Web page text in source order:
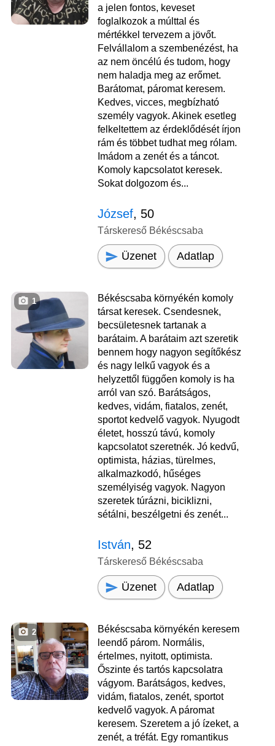
a jelen fontos, keveset
foglalkozok a múlttal és
mértékkel tervezem a jövőt.
Felvállalom a szembenézést, ha
az nem öncélú és tudom, hogy
nem haladja meg az erőmet.
Barátomat, páromat keresem.
Kedves, vicces, megbízható
személy vagyok. Akinek esetleg
felkeltettem az érdeklődését írjon
rám és többet tudhat meg rólam.
Imádom a zenét és a táncot.
Komoly kapcsolatot keresek.
Sokat dolgozom és...
József, 50
Társkereső Békéscsaba
Üzenet Adatlap
1
Békéscsaba környékén komoly
társat keresek. Csendesnek,
becsületesnek tartanak a
barátaim. A barátaim azt szeretik
bennem hogy nagyon segítőkész
és nagy lelkű vagyok és a
helyzettől függően komoly is ha
arról van szó. Barátságos,
kedves, vidám, fiatalos, zenét,
sportot kedvelő vagyok. Nyugodt
életet, hosszú távú, komoly
kapcsolatot szeretnék. Jó kedvű,
optimista, házias, türelmes,
alkalmazkodó, hűséges
személyiség vagyok. Nagyon
szeretek túrázni, biciklizni,
sétálni, beszélgetni és zenét...
István, 52
Társkereső Békéscsaba
Üzenet Adatlap
2
Békéscsaba környékén keresem
leendő párom. Normális,
értelmes, nyitott, optimista.
Őszinte és tartós kapcsolatra
vágyom. Barátságos, kedves,
vidám, fiatalos, zenét, sportot
kedvelő vagyok. A páromat
keresem. Szeretem a jó ízeket, a
zenét, a tréfát. Egy romantikus